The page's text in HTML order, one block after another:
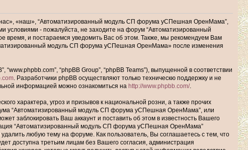
«наш», “Автоматизированный модуль СП форума уСПешная ОренМама”,
условиями - пожалуйста, не заходите на форум “Автоматизированный
и постараемся уведомить Вас об этом. Также, мы рекомендуем Вам
модуль СП форума уСПешная ОренМама» после изменения
“phpBB Group”, “phpBB Teams”), выпущенной в соответствии
. Разработчики phpBB осуществляют только техническю поддержку и не
информацией можно ознакомиться на http://www.phpbb.com/.
характера, угроз и призывов к национальной розни, а также прочих
“Автоматизированный модуль СП форума уСПешная ОренМама”, или
заблокировать Ваш аккаунт и поставить об этом в известность Вашего
“Автоматизированный модуль СП форума уСПешная ОренМама”
любую тему на форуме. Как пользователь, Вы соглашаетесь с тем, что
доступна третьим лицам без Вашего согласия, администрация